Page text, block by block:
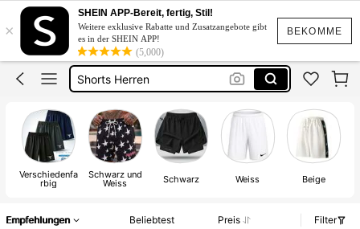
BEKOMME
×
SHEIN APP-Bereit, fertig, Stil!
Weitere exklusive Rabatte und Zusatzangebote gibt
es in der SHEIN APP!
(5,000)
Kurze Hose Männer
Badehose Herren
Shorts Herren
Herren Kurze Hose
Kurze Hose Männer
Verschiedenfa
rbig
Schwarz und
Weiss Schwarz Weiss Beige
Empfehlungen Beliebtest Preis
Filter